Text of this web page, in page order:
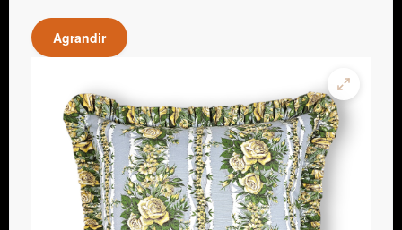
Agrandir